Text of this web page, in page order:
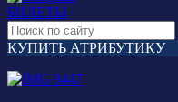
БИЛЕТЫ
КУПИТЬ АТРИБУТИКУ